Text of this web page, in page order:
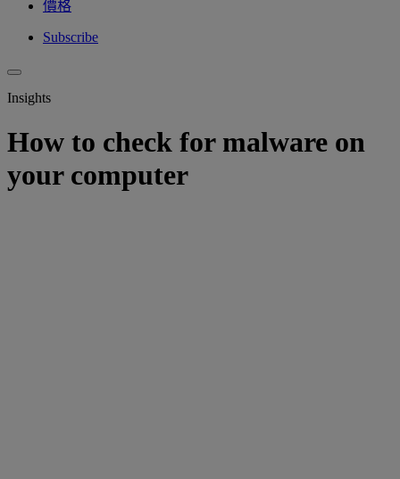
價格
Subscribe
Insights
How to check for malware on
your computer